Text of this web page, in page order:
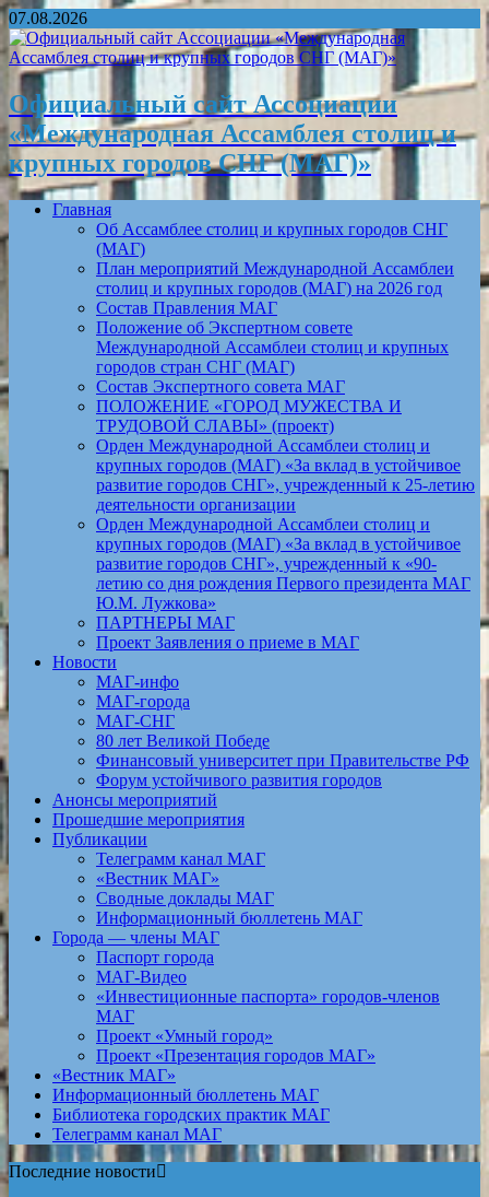
07.08.2026
Официальный сайт Ассоциации
«Международная Ассамблея столиц и
крупных городов СНГ (МАГ)»
Главная
Об Ассамблее столиц и крупных городов СНГ
(МАГ)
План мероприятий Международной Ассамблеи
столиц и крупных городов (МАГ) на 2026 год
Состав Правления МАГ
Положение об Экспертном совете
Международной Ассамблеи столиц и крупных
городов стран СНГ (МАГ)
Состав Экспертного совета МАГ
ПОЛОЖЕНИЕ «ГОРОД МУЖЕСТВА И
ТРУДОВОЙ СЛАВЫ» (проект)
Орден Международной Ассамблеи столиц и
крупных городов (МАГ) «За вклад в устойчивое
развитие городов СНГ», учрежденный к 25-летию
деятельности организации
Орден Международной Ассамблеи столиц и
крупных городов (МАГ) «За вклад в устойчивое
развитие городов СНГ», учрежденный к «90-
летию со дня рождения Первого президента МАГ
Ю.М. Лужкова»
ПАРТНЕРЫ МАГ
Проект Заявления о приеме в МАГ
Новости
МАГ-инфо
МАГ-города
МАГ-СНГ
80 лет Великой Победе
Финансовый университет при Правительстве РФ
Форум устойчивого развития городов
Анонсы мероприятий
Прошедшие мероприятия
Публикации
Телеграмм канал МАГ
«Вестник МАГ»
Сводные доклады МАГ
Информационный бюллетень МАГ
Города — члены МАГ
Паспорт города
МАГ-Видео
«Инвестиционные паспорта» городов-членов
МАГ
Проект «Умный город»
Проект «Презентация городов МАГ»
«Вестник МАГ»
Информационный бюллетень МАГ
Библиотека городских практик МАГ
Телеграмм канал МАГ
Последние новости